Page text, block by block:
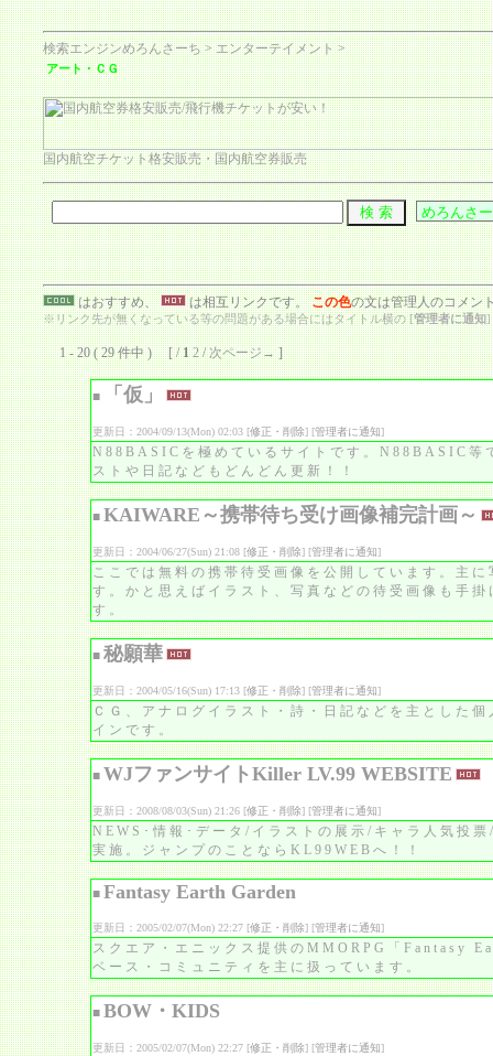
検索エンジンめろんさーち>エンターテイメント>
アート・ＣＧ
国内航空チケット格安販売・国内航空券販売
はおすすめ、 は相互リンクです。この色の文は管理人のコメン
※リンク先が無くなっている等の問題がある場合にはタイトル横の [管理者に通知]
1 - 20 ( 29 件中 ) [ /1 2/次ページ→]
■ 「仮」
更新日：2004/09/13(Mon) 02:03 [修正・削除] [管理者に通知]
N88BASICを極めているサイトです。N88BASIC等
ストや日記などもどんどん更新！！
■ KAIWARE～携帯待ち受け画像補完計画～
更新日：2004/06/27(Sun) 21:08 [修正・削除] [管理者に通知]
ここでは無料の携帯待受画像を公開しています。主
す。かと思えばイラスト、写真などの待受画像も手
す。
■ 秘願華
更新日：2004/05/16(Sun) 17:13 [修正・削除] [管理者に通知]
ＣＧ、アナログイラスト・詩・日記などを主とした
インです。
■ WJファンサイトKiller LV.99 WEBSITE
更新日：2008/08/03(Sun) 21:26 [修正・削除] [管理者に通知]
NEWS･情報･データ/イラストの展示/キャラ人気投
実施。ジャンプのことならKL99WEBへ！！
■ Fantasy Earth Garden
更新日：2005/02/07(Mon) 22:27 [修正・削除] [管理者に通知]
スクエア・エニックス提供のMMORPG「Fantasy
ベース・コミュニティを主に扱っています。
■ BOW・KIDS
更新日：2005/02/07(Mon) 22:27 [修正・削除] [管理者に通知]